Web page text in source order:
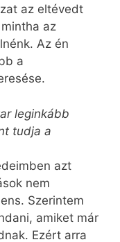
az eltévedt
az
Az én
a
leg­inkább
tudja a
azt
nem
Szerintem
amiket már
Ezért arra